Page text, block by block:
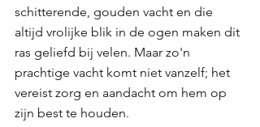
schitterende, gouden vacht en die
altijd vrolijke blik in de ogen maken dit
ras geliefd bij velen. Maar zo'n
prachtige vacht komt niet vanzelf; het
vereist zorg en aandacht om hem op
zijn best te houden.